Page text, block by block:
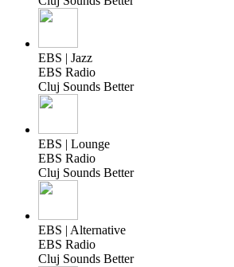
EBS | Jazz
EBS Radio
Cluj Sounds Better
EBS | Lounge
EBS Radio
Cluj Sounds Better
EBS | Alternative
EBS Radio
Cluj Sounds Better